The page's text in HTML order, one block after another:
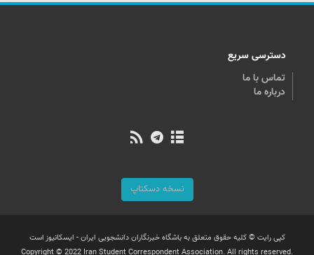
دسترسی سریع
تماس با ما
درباره ما
نسخه دسکتاپ
کپی رایت © کلیه حقوق متعلق به باشگاه خبرنگاران دانشجویی ایران - ایسکانیوز است